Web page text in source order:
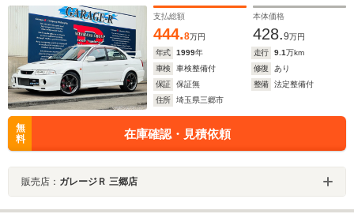
支払総額
444.8万円
本体価格
428.9万円
年式
1999年 走行 9.1万km
車検
車検整備付 修復
あり
保証
保証無 整備
法定整備付
住所
埼玉県三郷市
無
料
在庫確認・見積依頼
販売店： ガレージＲ 三郷店